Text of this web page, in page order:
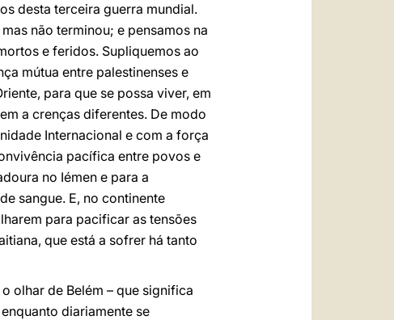
desta terceira guerra mundial.
não terminou; e pensamos na
e feridos. Supliquemos ao
mútua entre palestinenses e
para que se possa viver, em
a crenças diferentes. De modo
Internacional e com a força
pacífica entre povos e
no Iémen e para a
sangue. E, no continente
para pacificar as tensões
que está a sofrer há tanto
olhar de Belém – que significa
diariamente se